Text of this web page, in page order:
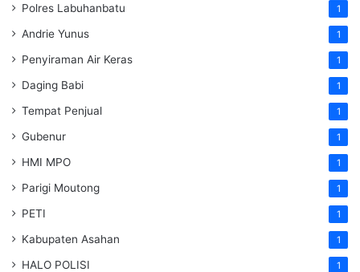
Polres Labuhanbatu 1
Andrie Yunus 1
Penyiraman Air Keras 1
Daging Babi 1
Tempat Penjual 1
Gubenur 1
HMI MPO 1
Parigi Moutong 1
PETI 1
Kabupaten Asahan 1
HALO POLISI 1